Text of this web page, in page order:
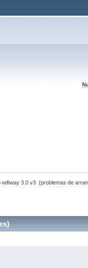
wifiway 3.0 v3  (problemas de